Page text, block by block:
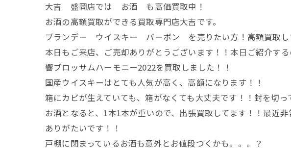
大吉 盛岡店では お酒 も高価買取中！
お酒の高額買取ができる買取専門店大吉です。
ブランデー ウイスキー バーボン を売りたい方！高額買取し
本日もご来店、ご売却ありがとうございます！！本日ご紹介する
響ブロッサムハーモニー2022を買取しました！！
国産ウイスキーはとても人気が高く、高額になります！！
箱にカビが生えていても、箱がなくても大丈夫です！！封を切っ
お酒となると、1本1本が重いので、出張買取してます！！最近
ありがたいです！！
戸棚に閉まっているお酒も意外とお値段つくかも。。。？